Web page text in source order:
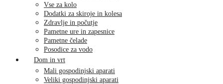
Vse za kolo
Dodatki za skiroje in kolesa
Zdravlje in počutje
Pametne ure in zapesnice
Pametne čelade
Posodice za vodo
Dom in vrt
Mali gospodinjski aparati
Veliki gospodinjski aparati